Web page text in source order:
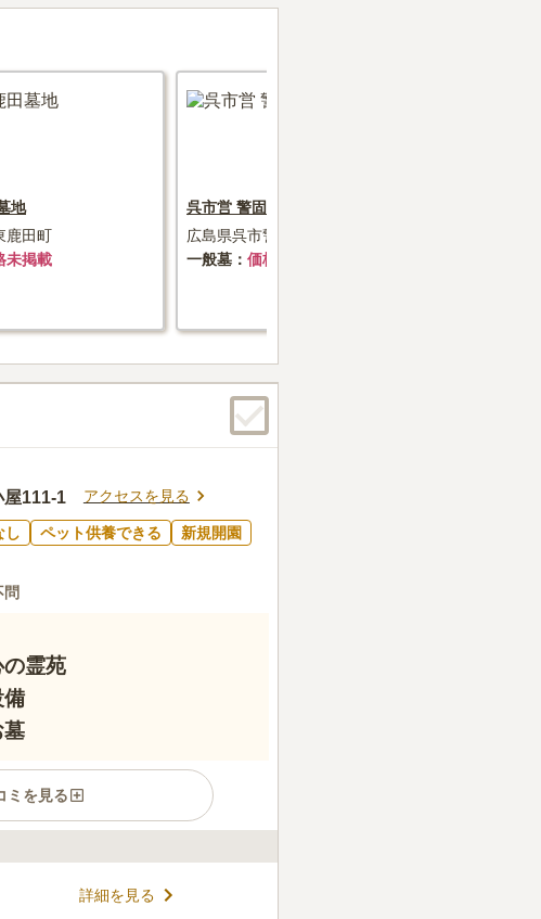
地
鹿田町
未掲載
呉市営 警固屋墓地
広島県呉市警固屋町字芋迫
一般墓
価格未掲載
屋111-1 アクセスを見る
し ペット供養できる
新規開園
霊苑
備
墓
ミを見る
て、2024年12月にオープンしまし
詳細を見る